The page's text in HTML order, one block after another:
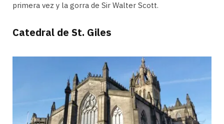
primera vez y la gorra de Sir Walter Scott.
Catedral de St. Giles